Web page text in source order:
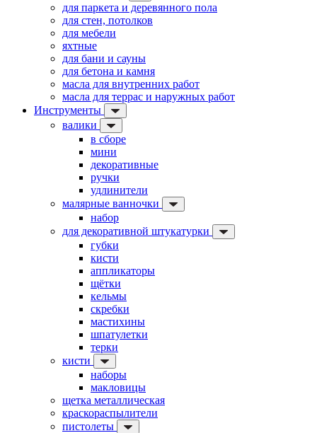
для паркета и деревянного пола
для стен, потолков
для мебели
яхтные
для бани и сауны
для бетона и камня
масла для внутренних работ
масла для террас и наружных работ
Инструменты
валики
в сборе
мини
декоративные
ручки
удлинители
малярные ванночки
набор
для декоративной штукатурки
губки
кисти
аппликаторы
щётки
кельмы
скребки
мастихины
шпатулетки
терки
кисти
наборы
макловицы
щетка металлическая
краскораспылители
пистолеты